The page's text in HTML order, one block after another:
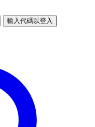
輸入代碼以登入